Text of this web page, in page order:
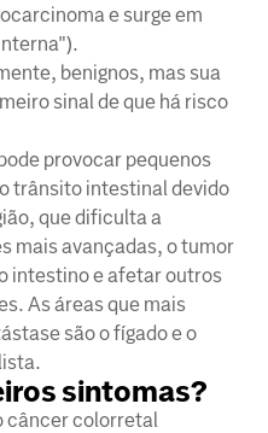
e surge em
benignos, mas sua
sinal de que há risco
provocar pequenos
trânsito intestinal devido
que dificulta a
mais avançadas, o tumor
intestino e afetar outros
As áreas que mais
são o fígado e o
sintomas?
câncer colorretal